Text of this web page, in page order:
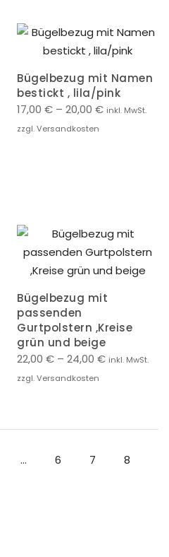
Bügelbezug mit Namen
bestickt , lila/pink
17,00 € – 20,00 € inkl. MwSt.
zzgl. Versandkosten
Bügelbezug mit
passenden
Gurtpolstern ,Kreise
grün und beige
22,00 € – 24,00 € inkl. MwSt.
zzgl. Versandkosten
… 6 7 8